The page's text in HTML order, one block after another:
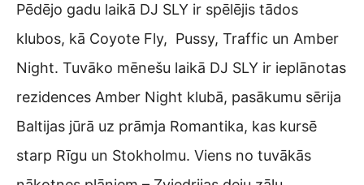
Pēdējo gadu laikā DJ SLY ir spēlējis tādos
klubos, kā Coyote Fly, Pussy, Traffic un Amber
Night. Tuvāko mēnešu laikā DJ SLY ir ieplānotas
rezidences Amber Night klubā, pasākumu sērija
Baltijas jūrā uz prāmja Romantika, kas kursē
starp Rīgu un Stokholmu. Viens no tuvākās